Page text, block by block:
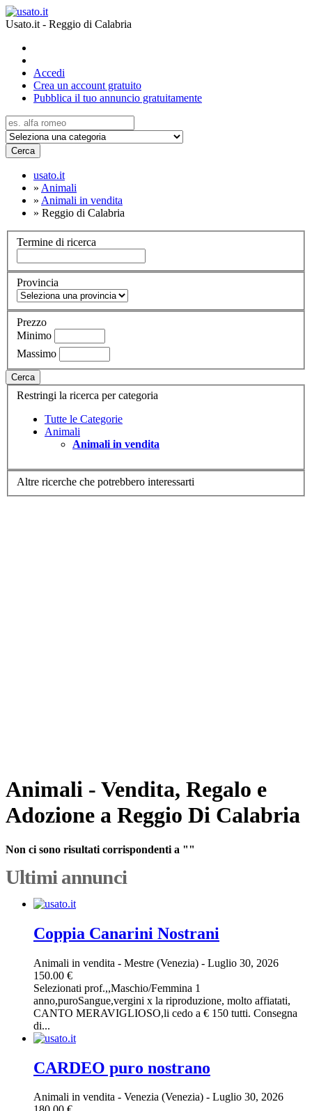
Usato.it - Reggio di Calabria
Accedi
Crea un account gratuito
Pubblica il tuo annuncio gratuitamente
Cerca
usato.it
» Animali
» Animali in vendita
» Reggio di Calabria
Termine di ricerca
Provincia
Prezzo
Minimo
Massimo
Cerca
Restringi la ricerca per categoria
Tutte le Categorie
Animali
Animali in vendita
Altre ricerche che potrebbero interessarti
Animali - Vendita, Regalo e
Adozione a Reggio Di Calabria
Non ci sono risultati corrispondenti a ""
Ultimi annunci
Coppia Canarini Nostrani
Animali in vendita - Mestre (Venezia) - Luglio 30, 2026
150.00 €
Selezionati prof.,,Maschio/Femmina 1
anno,puroSangue,vergini x la riproduzione, molto affiatati,
CANTO MERAVIGLIOSO,li cedo a € 150 tutti. Consegna
di...
CARDEO puro nostrano
Animali in vendita - Venezia (Venezia) - Luglio 30, 2026